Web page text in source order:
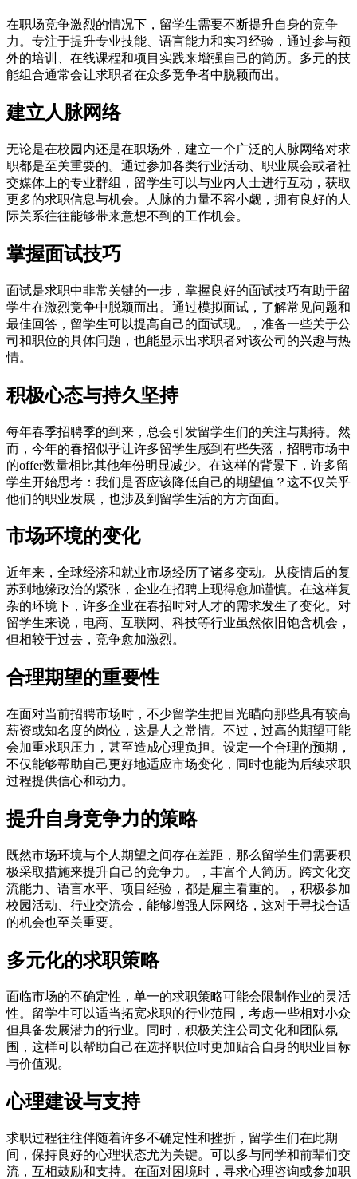
在职场竞争激烈的情况下，留学生需要不断提升自身的竞争
力。专注于提升专业技能、语言能力和实习经验，通过参与额
外的培训、在线课程和项目实践来增强自己的简历。多元的技
能组合通常会让求职者在众多竞争者中脱颖而出。
建立人脉网络
无论是在校园内还是在职场外，建立一个广泛的人脉网络对求
职都是至关重要的。通过参加各类行业活动、职业展会或者社
交媒体上的专业群组，留学生可以与业内人士进行互动，获取
更多的求职信息与机会。人脉的力量不容小觑，拥有良好的人
际关系往往能够带来意想不到的工作机会。
掌握面试技巧
面试是求职中非常关键的一步，掌握良好的面试技巧有助于留
学生在激烈竞争中脱颖而出。通过模拟面试，了解常见问题和
最佳回答，留学生可以提高自己的面试现。，准备一些关于公
司和职位的具体问题，也能显示出求职者对该公司的兴趣与热
情。
积极心态与持久坚持
每年春季招聘季的到来，总会引发留学生们的关注与期待。然
而，今年的春招似乎让许多留学生感到有些失落，招聘市场中
的offer数量相比其他年份明显减少。在这样的背景下，许多留
学生开始思考：我们是否应该降低自己的期望值？这不仅关乎
他们的职业发展，也涉及到留学生活的方方面面。
市场环境的变化
近年来，全球经济和就业市场经历了诸多变动。从疫情后的复
苏到地缘政治的紧张，企业在招聘上现得愈加谨慎。在这样复
杂的环境下，许多企业在春招时对人才的需求发生了变化。对
留学生来说，电商、互联网、科技等行业虽然依旧饱含机会，
但相较于过去，竞争愈加激烈。
合理期望的重要性
在面对当前招聘市场时，不少留学生把目光瞄向那些具有较高
薪资或知名度的岗位，这是人之常情。不过，过高的期望可能
会加重求职压力，甚至造成心理负担。设定一个合理的预期，
不仅能够帮助自己更好地适应市场变化，同时也能为后续求职
过程提供信心和动力。
提升自身竞争力的策略
既然市场环境与个人期望之间存在差距，那么留学生们需要积
极采取措施来提升自己的竞争力。，丰富个人简历。跨文化交
流能力、语言水平、项目经验，都是雇主看重的。，积极参加
校园活动、行业交流会，能够增强人际网络，这对于寻找合适
的机会也至关重要。
多元化的求职策略
面临市场的不确定性，单一的求职策略可能会限制作业的灵活
性。留学生可以适当拓宽求职的行业范围，考虑一些相对小众
但具备发展潜力的行业。同时，积极关注公司文化和团队氛
围，这样可以帮助自己在选择职位时更加贴合自身的职业目标
与价值观。
心理建设与支持
求职过程往往伴随着许多不确定性和挫折，留学生们在此期
间，保持良好的心理状态尤为关键。可以多与同学和前辈们交
流，互相鼓励和支持。在面对困境时，寻求心理咨询或参加职